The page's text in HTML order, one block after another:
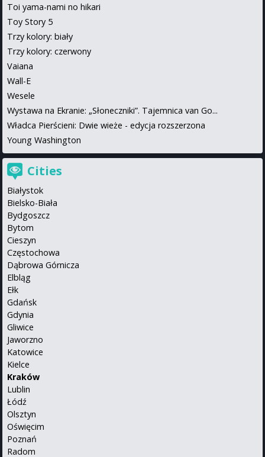
Toi yama-nami no hikari
Toy Story 5
Trzy kolory: biały
Trzy kolory: czerwony
Vaiana
Wall-E
Wesele
Wystawa na Ekranie: „Słoneczniki”. Tajemnica van Go...
Władca Pierścieni: Dwie wieże - edycja rozszerzona
Young Washington
Cities
Białystok
Bielsko-Biała
Bydgoszcz
Bytom
Cieszyn
Częstochowa
Dąbrowa Górnicza
Elbląg
Ełk
Gdańsk
Gdynia
Gliwice
Jaworzno
Katowice
Kielce
Kraków
Lublin
Łódź
Olsztyn
Oświęcim
Poznań
Radom